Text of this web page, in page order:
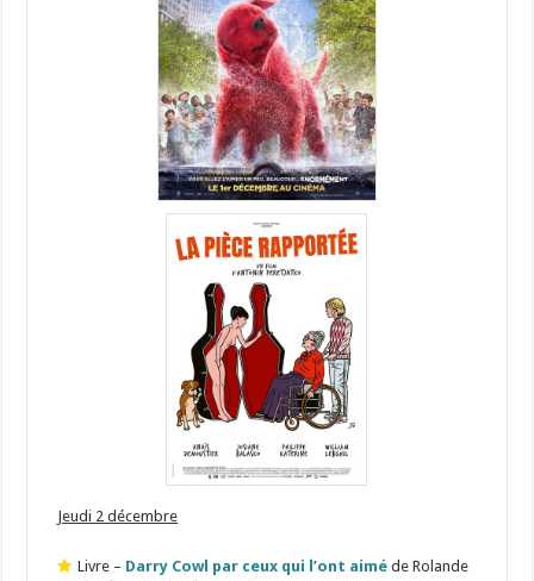
Jeudi 2 décembre
Livre – Darry Cowl par ceux qui l’ont aimé de Rolande